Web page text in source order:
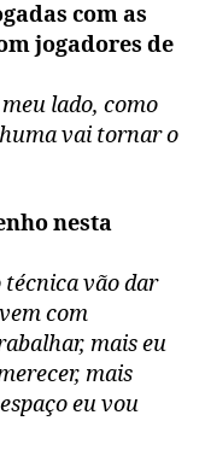
com as
jogadores de
lado, como
vai tornar o
nesta
técnica vão dar
com
mais eu
mais
eu vou